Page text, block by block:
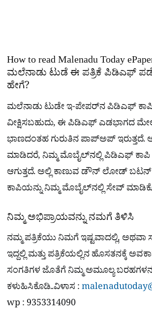
How to read Malenadu Today
ಮಲೆನಾಡು ಟುಡೆ ಈ ಪತ್ರಿಕೆ ಪಿಡಿಎಫ್​
ಹೇಗೆ?
ಮಲೆನಾಡು ಟುಡೇ ಇ-ಪೇಪರ್​ನ ಪಿಡಿಎಫ್​
ವೀಕ್ಷಿಸಬಹುದು, ಈ ಪಿಡಿಎಫ್​ ಎಡಭಾಗದ
ಭಾಣದಂತಹ ಗುರುತಿನ ಪಾಪ್​ಅಪ್​ ಇರುತ್ತದೆ.
ಮಾಡಿದರೆ, ನಿಮ್ಮ ಮೊಬೈಲ್​ನಲ್ಲಿ ಪಿಡಿಎಫ್​ ಕಾಪಿ
ಆಗುತ್ತದೆ. ಅಲ್ಲಿ ಕಾಣುವ ಡೌನ್​ ಲೋಡ್​
ಕಾಪಿಯನ್ನು ನಿಮ್ಮ ಮೊಬೈಲ್​​ನಲ್ಲಿ ಸೇವ್
ನಿಮ್ಮ ಅಭಿಪ್ರಾಯವನ್ನು ನಮಗೆ ತಿಳಿಸಿ
ನಮ್ಮ ಪತ್ರಿಕೆಯು ನಿಮಗೆ ಇಷ್ಟವಾದಲ್ಲಿ,
ಇದ್ದಲ್ಲಿ ಮತ್ತು ಪತ್ರಿಕೆಯಲ್ಲಿನ ಹೊಸತನಕ್ಕೆ
ಸಂಗತಿಗಳ ಜೊತೆಗೆ ನಿಮ್ಮ ಅಮೂಲ್ಯ
ಕಳುಹಿಸಿಕೊಡಿ..ವಿಳಾಸ :
wp : 9353314090